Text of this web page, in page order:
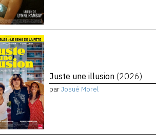
Juste une illusion (2026)
parJosué Morel